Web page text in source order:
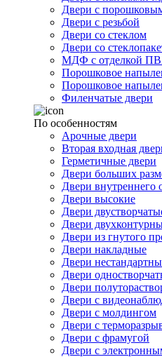
Двери с
Двери с резьбой
Двери со стеклом
Двери со
МДФ с отделкой
Порошковое
Порошковое
Филенчатые двери
По особенностям
Арочные двери
Вторая входная
Герметичные двери
Двери больших
Двери внутреннего
Двери высокие
Двери
Двери
Двери из гнутого
Двери накладные
Двери
Двери
Двери
Двери с
Двери с молдингом
Двери с
Двери с фрамугой
Двери с